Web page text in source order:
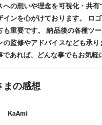
への想いや理念を可視化・共
インを心がけております。 ロ
も重要です。 納品後の各種ツ
の監修やアドバイスなども承
であれば、どんな事でもお気軽
まの感想
KaAmi